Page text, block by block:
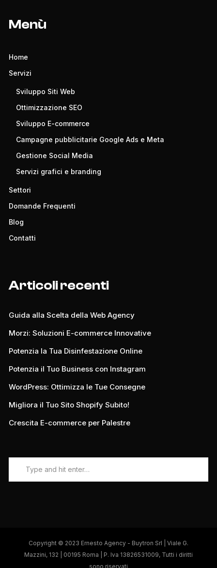
Menù
Home
Servizi
Sviluppo Siti Web
Ottimizzazione SEO
Sviluppo E-commerce
Campagne pubblicitarie Google Ads e Meta
Gestione Social Media
Servizi grafici e branding
Settori
Domande Frequenti
Blog
Contatti
Articoli recenti
Guida alla Scelta della Web Agency
Morzi: Soluzioni E-commerce Innovative
Potenzia la Tua Disinfestazione Online
Potenzia il Tuo Business con Instagram
WordPress: Ottimizza le Tue Consegne
Migliora il Tuo Sito Shopify Subito!
Crescita E-commerce per Palestre
Copyright © 2023 Ernesto Agency - Buytron Srl | Viale G.
Mazzini, 132 | 00195 Roma | P. Iva 13826531009, Tutti i diritti
sono riservati